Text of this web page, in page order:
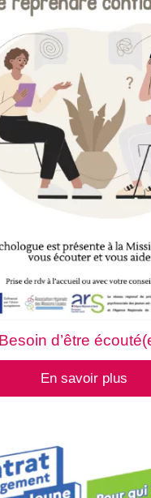
Besoin d’être
En savoir plus